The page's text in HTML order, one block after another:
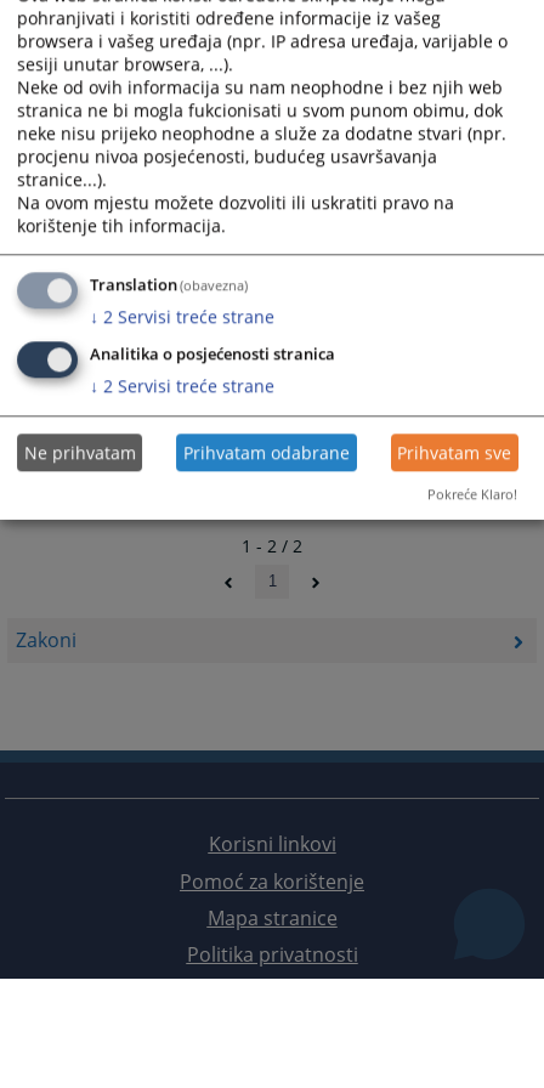
Zakoni
and
select
a
date.
Press
the
question
mark
key
to
get
the
shortcuts
for
changing
dates.
and
select
date.
Press
the
mark
to
shortcuts
changing
dates.
04.08.2010.
1 - 2 / 2
1
Korisni linkovi
Pomoć za korištenje
Mapa stranice
Politika privatnosti
pohranjivati i koristiti određene informacije iz vašeg
browsera i vašeg uređaja (npr. IP adresa uređaja, varijable o
sesiji unutar browsera, ...).
Neke od ovih informacija su nam neophodne i bez njih web
stranica ne bi mogla fukcionisati u svom punom obimu, dok
neke nisu prijeko neophodne a služe za dodatne stvari (npr.
procjenu nivoa posjećenosti, budućeg usavršavanja
stranice...).
Na ovom mjestu možete dozvoliti ili uskratiti pravo na
korištenje tih informacija.
Translation(obavezna)
↓ 2 Servisi treće strane
Analitika o posjećenosti stranica
↓ 2 Servisi treće strane
Ne prihvatam Prihvatam odabrane Prihvatam sve
Pokreće Klaro!